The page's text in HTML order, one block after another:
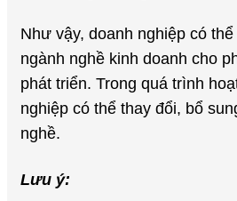
Như vậy, doanh nghiệp có
ngành nghề kinh doanh cho
phát triển. Trong quá trình
nghiệp có thể thay đổi, bổ
nghề.
Lưu ý: